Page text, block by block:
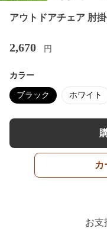
アウトドアチェア 肘
2,670 円
カラー
ブラック ホワイト
カ
お支